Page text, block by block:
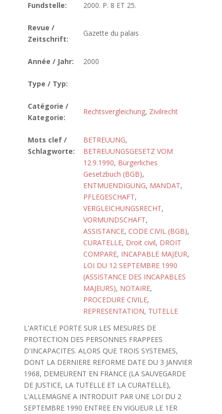
Fundstelle:
2000. P. 8 ET 25.
Revue /
Zeitschrift:
Gazette du palais
Année / Jahr: 2000
Type / Typ:
Catégorie /
Kategorie:
Rechtsvergleichung, Zivilrecht
Mots clef /
Schlagworte:
BETREUUNG,
BETREUUNGSGESETZ VOM
12.9.1990, Bürgerliches
Gesetzbuch (BGB),
ENTMUENDIGUNG, MANDAT,
PFLEGESCHAFT,
VERGLEICHUNGSRECHT,
VORMUNDSCHAFT,
ASSISTANCE, CODE CIVIL (BGB),
CURATELLE, Droit civil, DROIT
COMPARE, INCAPABLE MAJEUR,
LOI DU 12 SEPTEMBRE 1990
(ASSISTANCE DES INCAPABLES
MAJEURS), NOTAIRE,
PROCEDURE CIVILE,
REPRESENTATION, TUTELLE
L'ARTICLE PORTE SUR LES MESURES DE
PROTECTION DES PERSONNES FRAPPEES
D'INCAPACITES. ALORS QUE TROIS SYSTEMES,
DONT LA DERNIERE REFORME DATE DU 3 JANVIER
1968, DEMEURENT EN FRANCE (LA SAUVEGARDE
DE JUSTICE, LA TUTELLE ET LA CURATELLE),
L'ALLEMAGNE A INTRODUIT PAR UNE LOI DU 2
SEPTEMBRE 1990 ENTREE EN VIGUEUR LE 1ER